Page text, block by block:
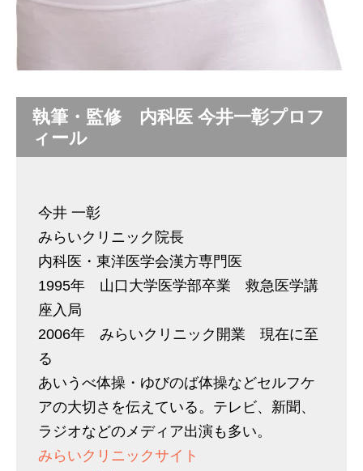
執筆・監修 内科医 今井一彰プロフ
ィール
今井 一彰
みらいクリニック院長
内科医・東洋医学会漢方専門医
1995年 山口大学医学部卒業 救急医学講
座入局
2006年 みらいクリニック開業 現在に至
る
あいうべ体操・ゆびのば体操などセルフケ
アの大切さを伝えている。テレビ、新聞、
ラジオなどのメディア出演も多い。
みらいクリニックサイト